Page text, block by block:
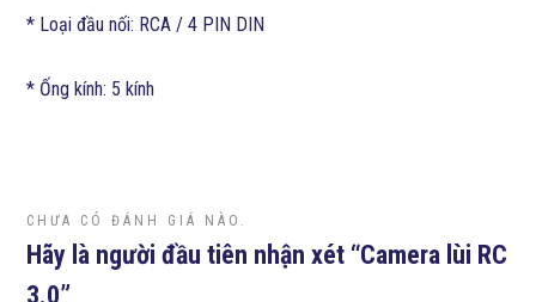
* Loại đầu nối: RCA / 4 PIN DIN
* Ống kính: 5 kính
CHƯA CÓ ĐÁNH GIÁ NÀO.
Hãy là người đầu tiên nhận xét “Camera lùi RC
3.0”